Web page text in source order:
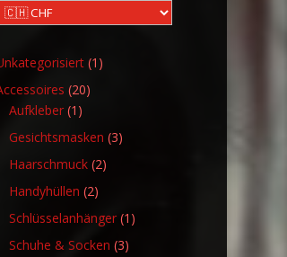
1 1
2020
Aufkleber 1 1
Produkt
Gesichtsmasken 33
Haarschmuck 22
Handyhüllen 22
Produkte
Schlüsselanhänger 1 1
Schuhe & Socken 33